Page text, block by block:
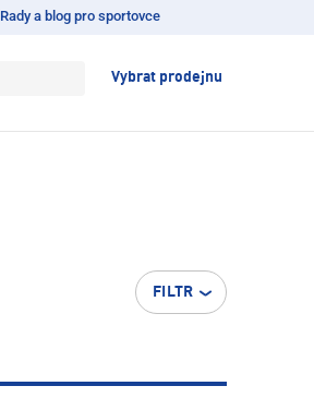
Rady a blog pro sportovce
Vybrat prodejnu
FILTR